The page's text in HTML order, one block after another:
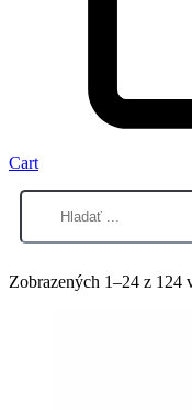
Cart
Zobrazených 1–24 z 124